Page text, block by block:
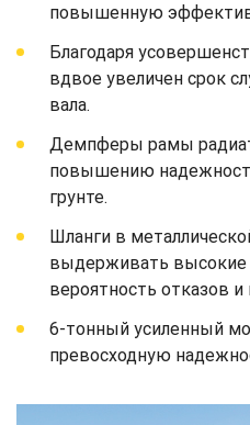
повышенную
Благодаря
вдвое увеличен срок
вала.
Демпферы рамы
повышению
грунте.
Шланги в
выдерживать
вероятность отказов
6-тонный усиленный
превосходную